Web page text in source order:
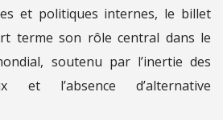
et politiques internes, le billet
terme son rôle central dans le
soutenu par l’inertie des
et l’absence d’alternative